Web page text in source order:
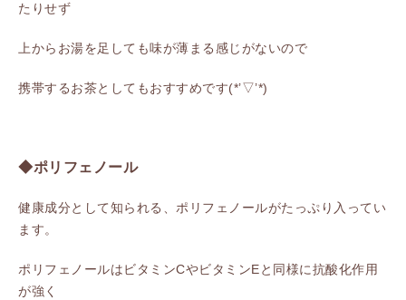
たりせず
上からお湯を足しても味が薄まる感じがないので
携帯するお茶としてもおすすめです(*’▽’*)
◆ポリフェノール
健康成分として知られる、ポリフェノールがたっぷり入ってい
ます。
ポリフェノールはビタミンCやビタミンEと同様に抗酸化作用
が強く